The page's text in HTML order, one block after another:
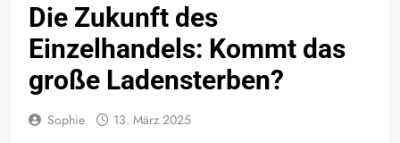
Die Zukunft des
Einzelhandels: Kommt das
große Ladensterben?
Sophie 13. März 2025